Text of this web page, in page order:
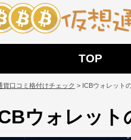
TOP
貨口コミ格付けチェック > ICBウォレット
ウォレット